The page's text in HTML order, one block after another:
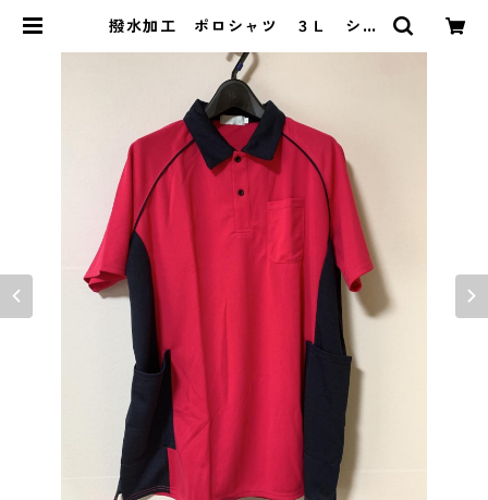
撥水加工 ポロシャツ ３Ｌ ショ
52 | DOLUCK PRODUCE